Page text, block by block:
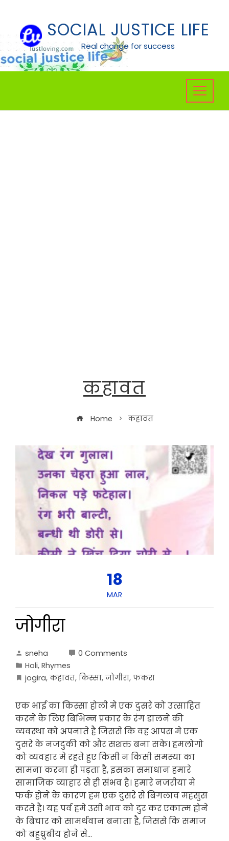
content
SOCIAL JUSTICE LIFE
Real change for success
कहावत
Home कहावत
18
MAR
जोगीरा
sneha
0 Comments
Holi, Rhymes
jogira, कहावत, किस्सा, जोगीरा, फकरा
एक भाई का किस्सा होली मे एक दुसरे को उत्साहित
करने के लिए बिभिन्न प्रकार के रंग डालने की
व्यवस्था को अपनाते है जिससे कि वह आपस मे एक
दुसरे के नजदुकी को और सशक्त बना सके। हमलोगो
को व्यवहार मे रहते हुए किसी न किसी समस्या का
सामना करना ही पड़ता है, इसका समाधान हमारे
सामाजिक व्याहार से ही संभव है। हमारे नजरीया मे
फर्क होने के कारण हम एक दुसरे से बिगलाव महसुस
करते है। यह पर्व हमे उसी भाव को दुर कर एकात्म होने
के बिचार को सामर्थवान बनाता है, जिससे कि समाज
को बहुध्रुबीय होने से…